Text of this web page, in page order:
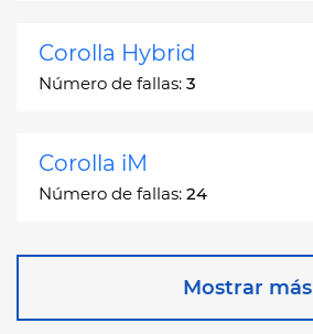
Corolla Hybrid
Número de fallas: 3
Corolla iM
Número de fallas: 24
Mostrar más